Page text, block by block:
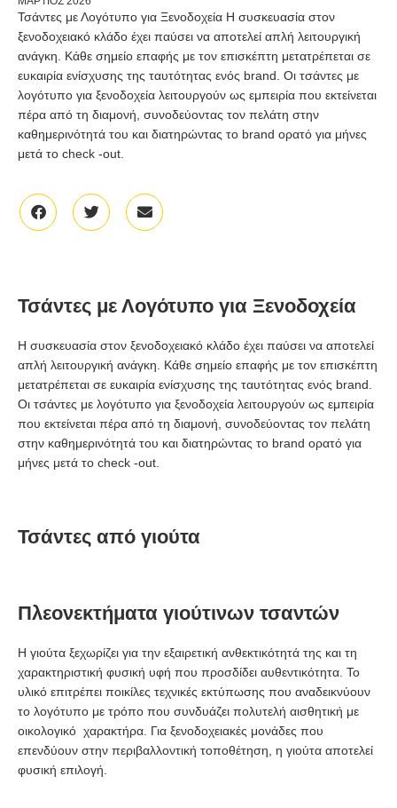
Τσάντες με Λογότυπο για Ξενοδοχεία Η συσκευασία στον
ξενοδοχειακό κλάδο έχει παύσει να αποτελεί απλή λειτουργική
ανάγκη. Kάθε σημείο επαφής με τον επισκέπτη μετατρέπεται σε
ευκαιρία ενίσχυσης της ταυτότητας ενός brand. Οι τσάντες με
λογότυπο για ξενοδοχεία λειτουργούν ως εμπειρία που εκτείνεται
πέρα από τη διαμονή, συνοδεύοντας τον πελάτη στην
καθημερινότητά του και διατηρώντας το brand ορατό για μήνες
μετά το check -out.
Τσάντες με Λογότυπο για Ξενοδοχεία
Η συσκευασία στον ξενοδοχειακό κλάδο έχει παύσει να αποτελεί
απλή λειτουργική ανάγκη. Kάθε σημείο επαφής με τον επισκέπτη
μετατρέπεται σε ευκαιρία ενίσχυσης της ταυτότητας ενός brand.
Οι τσάντες με λογότυπο για ξενοδοχεία λειτουργούν ως εμπειρία
που εκτείνεται πέρα από τη διαμονή, συνοδεύοντας τον πελάτη
στην καθημερινότητά του και διατηρώντας το brand ορατό για
μήνες μετά το check -out.
Τσάντες από γιούτα
Πλεονεκτήματα γιούτινων τσαντών
Η γιούτα ξεχωρίζει για την εξαιρετική ανθεκτικότητά της και τη
χαρακτηριστική φυσική υφή που προσδίδει αυθεντικότητα. Το
υλικό επιτρέπει ποικίλες τεχνικές εκτύπωσης που αναδεικνύουν
το λογότυπο με τρόπο που συνδυάζει πολυτελή αισθητική με
οικολογικό χαρακτήρα. Για ξενοδοχειακές μονάδες που
επενδύουν στην περιβαλλοντική τοποθέτηση, η γιούτα αποτελεί
φυσική επιλογή.